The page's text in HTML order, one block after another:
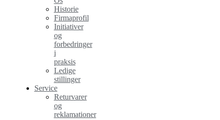
Historie
Firmaprofil
Initiativer
og
forbedringer
i
praksis
Ledige
stillinger
Service
Returvarer
og
reklamationer